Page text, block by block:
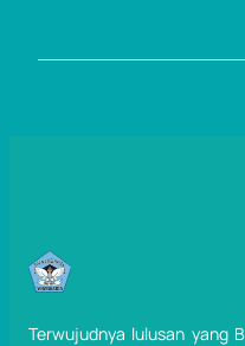
Terwujudnya lulusan yang